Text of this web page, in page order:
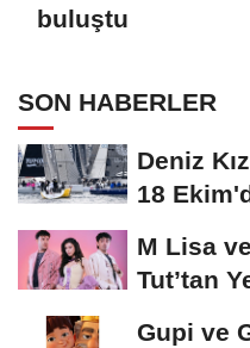
buluştu
SON HABERLER
Deniz
18
M Lisa
Tut’tan
Gupi ve